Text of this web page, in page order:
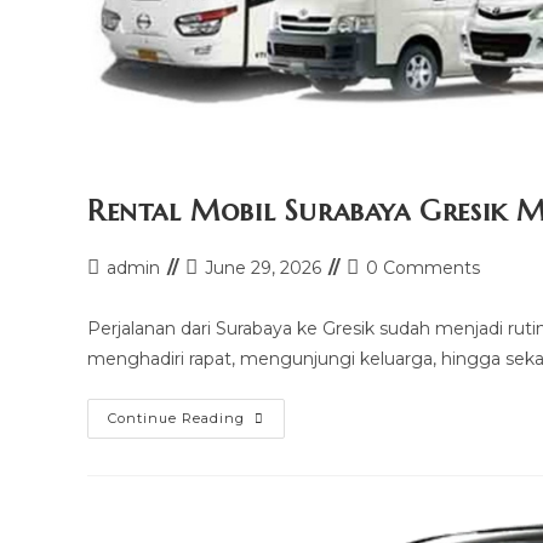
Rental Mobil Surabaya Gresik
Postadmin
Post
modified:
June 29, 2026
Post0 Comments
Perjalanan dari Surabaya ke Gresik sudah menjadi
menghadiri rapat, mengunjungi keluarga, hingga
Continue Reading Rental
Mobil